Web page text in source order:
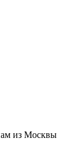
из Москвы